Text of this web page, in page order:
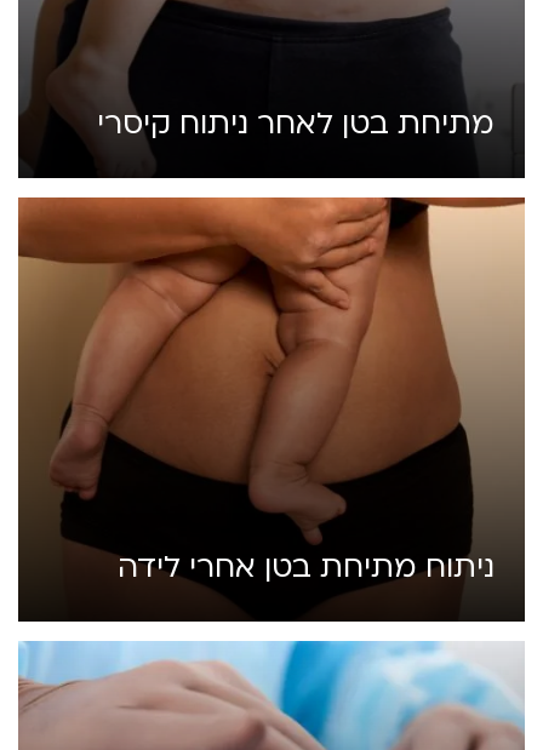
מתיחת בטן לאחר ניתוח קיסרי
ניתוח מתיחת בטן אחרי לידה